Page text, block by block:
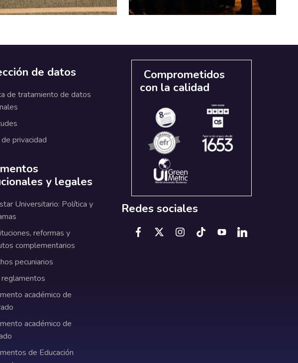
de datos
de tratamiento de datos
privacidad
y legales
Universitario: Política y
reformas y
complementarios
pecuniarios
académico de
académico de
de Educación
Comprometidos
con la calidad
Redes sociales